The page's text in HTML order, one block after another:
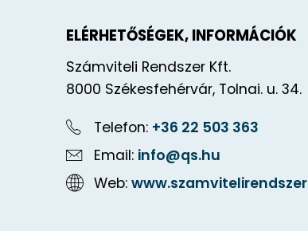
ELÉRHETŐSÉGEK, INFORMÁCIÓK
Számviteli Rendszer Kft.
8000 Székesfehérvár, Tolnai. u. 34.
Telefon: +36 22 503 363
Email: info@qs.hu
Web: